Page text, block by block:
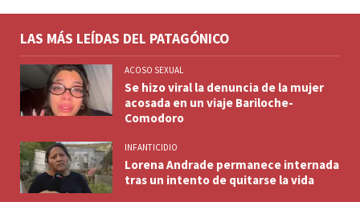
LAS MÁS LEÍDAS DEL PATAGÓNICO
ACOSO SEXUAL
Se hizo viral la denuncia de la mujer
acosada en un viaje Bariloche-
Comodoro
INFANTICIDIO
Lorena Andrade permanece internada
tras un intento de quitarse la vida